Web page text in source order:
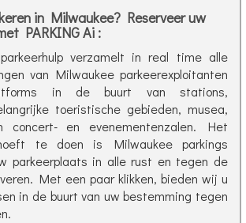
in Milwaukee? Reserveer uw
PARKING Ai :
verzamelt in real time alle
van Milwaukee parkeerexploitanten
in de buurt van stations,
toeristische gebieden, musea,
concert- en evenementenzalen. Het
te doen is Milwaukee parkings
parkeerplaats in alle rust en tegen de
Met een paar klikken, bieden wij u
in de buurt van uw bestemming tegen